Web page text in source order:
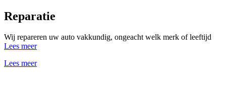
Reparatie
Wij repareren uw auto vakkundig, ongeacht welk merk of leeftijd
Lees meer
Lees meer